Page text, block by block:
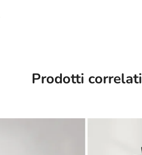
Prodotti correlati